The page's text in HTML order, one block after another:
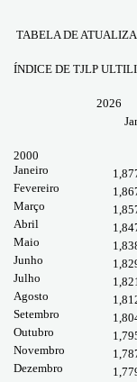
TABELA DE
ÍNDICE DE TJLP
2026
2000
Janeiro
Fevereiro
Março
Abril
Maio
Junho
Julho
Agosto
Setembro
Outubro
Novembro
Dezembro